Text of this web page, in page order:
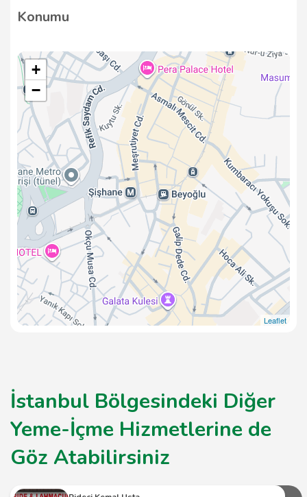
ziyaretçilerine keyifli anlar yaşatmaktadır.
Konumu
+
−
Leaflet
İstanbul Bölgesindeki Diğer
Yeme-İçme Hizmetlerine de
Göz Atabilirsiniz